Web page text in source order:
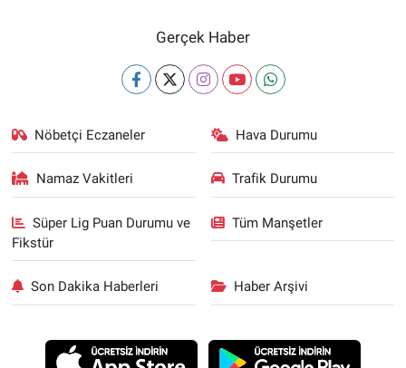
Gerçek Haber
Nöbetçi Eczaneler Hava Durumu
Namaz Vakitleri Trafik Durumu
Süper Lig Puan Durumu ve
Fikstür
Tüm Manşetler
Son Dakika Haberleri Haber Arşivi